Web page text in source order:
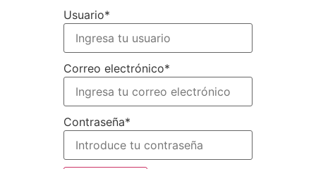
Usuario*
Correo electrónico*
Contraseña*